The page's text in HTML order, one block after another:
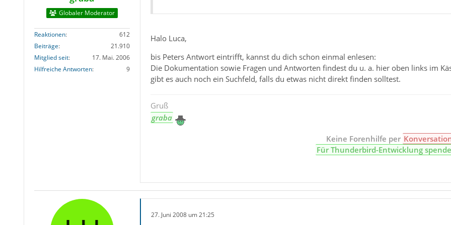
Globaler Moderator
Reaktionen
612
Beiträge
21.910
Mitglied seit
17. Mai. 2006
Hilfreiche Antworten
9
Halo Luca,
bis Peters Antwort eintrifft, kannst du dich schon einmal enlesen:
Die Dokumentation sowie Fragen und Antworten findest du u. a. hier oben links im
gibt es auch noch ein Suchfeld, falls du etwas nicht direkt finden solltest.
Gruß
graba
Keine Forenhilfe per
Für Thunderbird-Entwicklung
27. Juni 2008 um 21:25